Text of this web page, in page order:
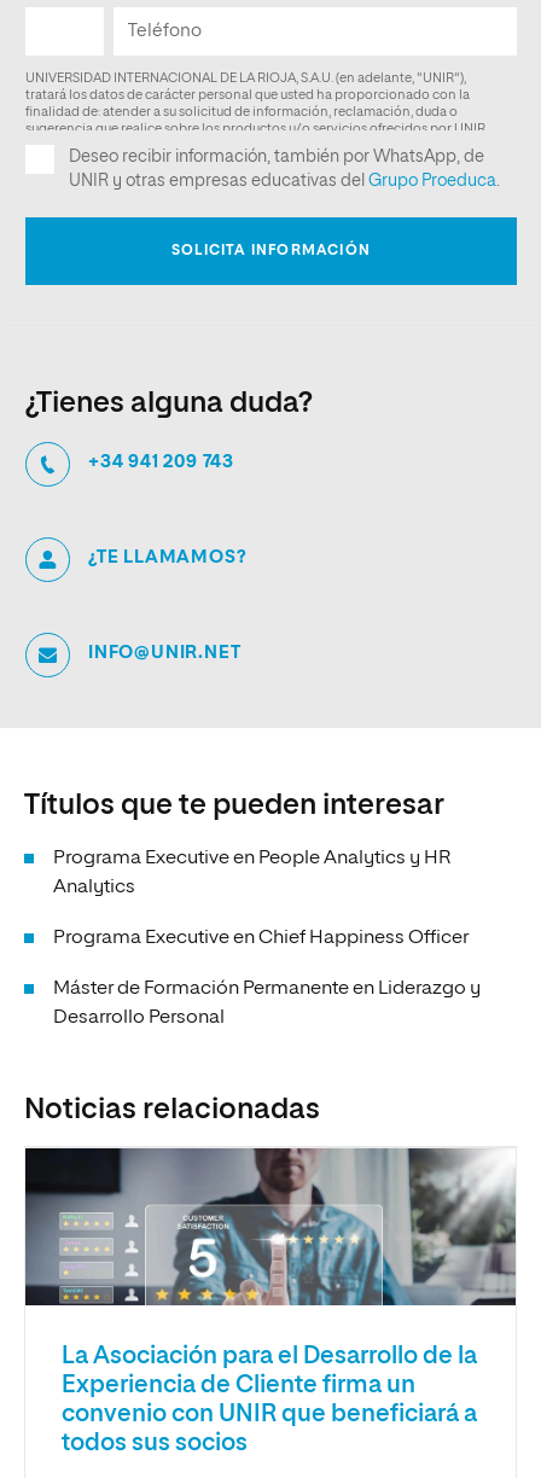
¿Tienes alguna duda?
+34 941 209 743
¿TE LLAMAMOS?
INFO@UNIR.NET
Títulos que te pueden interesar
Programa Executive en People Analytics y HR
Analytics
Programa Executive en Chief Happiness Officer
Máster de Formación Permanente en Liderazgo y
Desarrollo Personal
Noticias relacionadas
La Asociación para el Desarrollo de la
Experiencia de Cliente firma un
convenio con UNIR que beneficiará a
todos sus socios